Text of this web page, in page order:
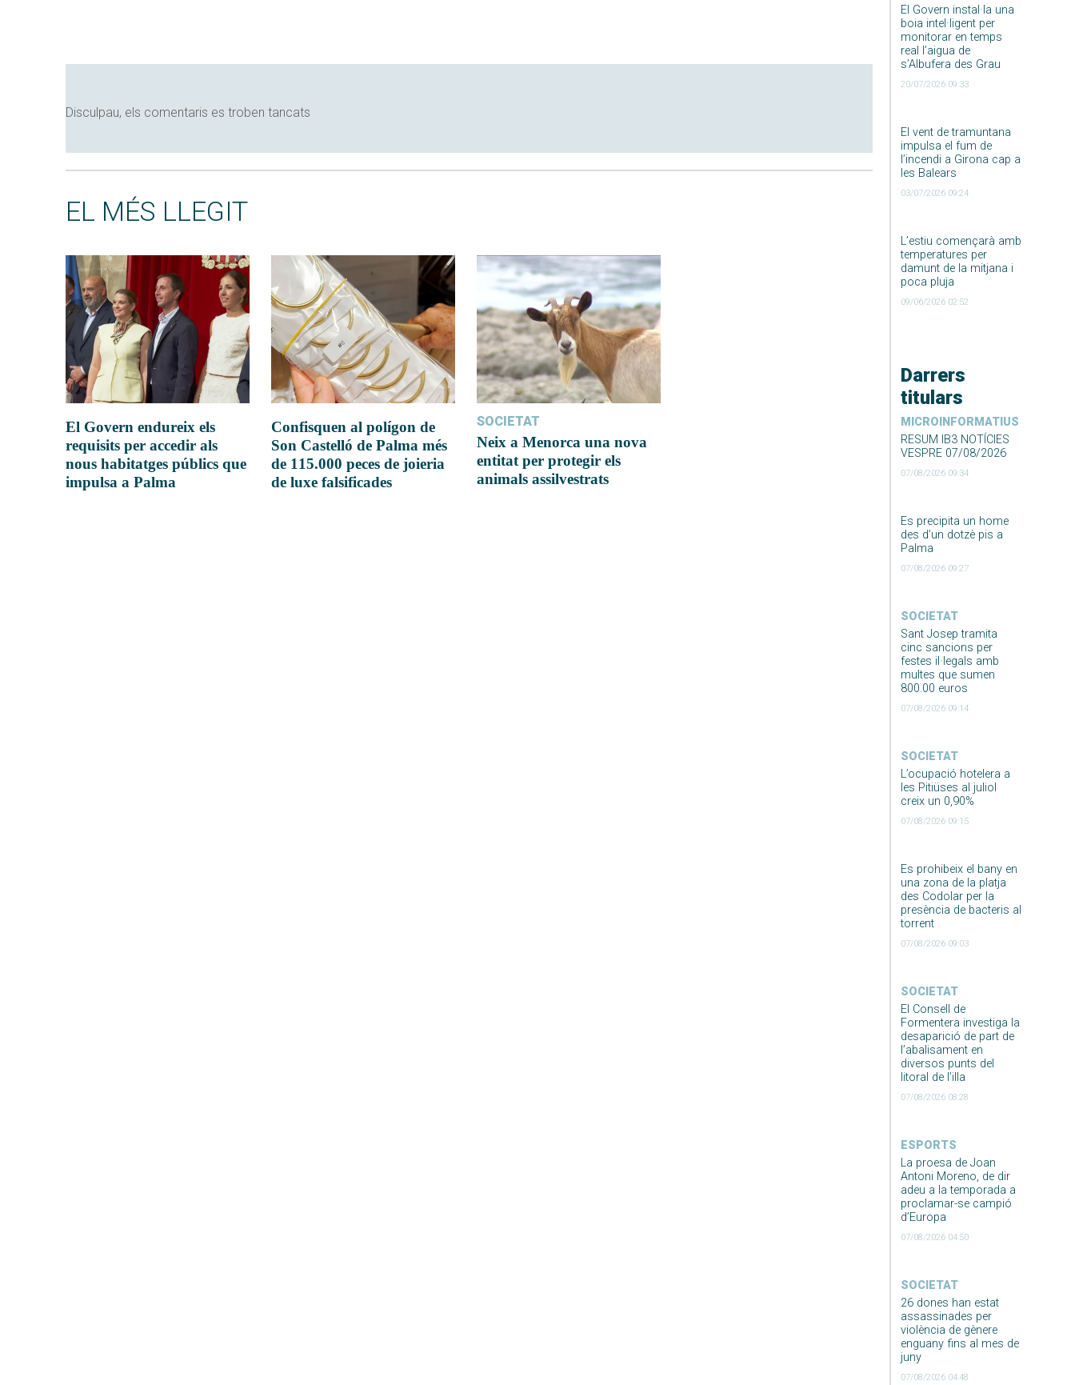
El Govern instal·la una
boia intel·ligent per
monitorar en temps
real l’aigua de
s’Albufera des Grau
20/07/2026 09:33
El vent de tramuntana
impulsa el fum de
l’incendi a Girona cap a
les Balears
03/07/2026 09:24
L’estiu començarà amb
temperatures per
damunt de la mitjana i
poca pluja
09/06/2026 02:52
Darrers
titulars
MICROINFORMATIUS
RESUM IB3 NOTÍCIES
VESPRE 07/08/2026
07/08/2026 09:34
Es precipita un home
des d’un dotzè pis a
Palma
07/08/2026 09:27
SOCIETAT
Sant Josep tramita
cinc sancions per
festes il·legals amb
multes que sumen
800.00 euros
07/08/2026 09:14
SOCIETAT
L’ocupació hotelera a
les Pitiüses al juliol
creix un 0,90%
07/08/2026 09:15
Es prohibeix el bany en
una zona de la platja
des Codolar per la
presència de bacteris al
torrent
07/08/2026 09:03
SOCIETAT
El Consell de
Formentera investiga la
desaparició de part de
l’abalisament en
diversos punts del
litoral de l’illa
07/08/2026 08:28
ESPORTS
La proesa de Joan
Antoni Moreno, de dir
adeu a la temporada a
proclamar-se campió
d’Europa
07/08/2026 04:50
SOCIETAT
26 dones han estat
assassinades per
violència de gènere
enguany fins al mes de
juny
07/08/2026 04:48
Disculpau, els comentaris es troben tancats
EL MÉS LLEGIT
El Govern endureix els
requisits per accedir als
nous habitatges públics que
impulsa a Palma
Confisquen al polígon de
Son Castelló de Palma més
de 115.000 peces de joieria
de luxe falsificades
SOCIETAT
Neix a Menorca una nova
entitat per protegir els
animals assilvestrats